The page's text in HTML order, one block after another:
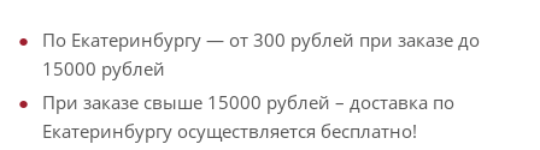
По Екатеринбургу — от 300 рублей при заказе до
15000 рублей
При заказе свыше 15000 рублей – доставка по
Екатеринбургу осуществляется бесплатно!